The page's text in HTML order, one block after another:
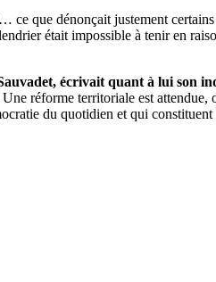
que dénonçait justement
était impossible à tenir en
écrivait quant à lui son
réforme territoriale est
du quotidien et qui